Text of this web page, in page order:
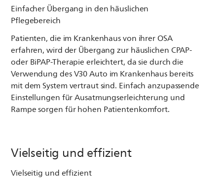
Einfacher Übergang in den häuslichen
Pflegebereich
Patienten, die im Krankenhaus von ihrer OSA
erfahren, wird der Übergang zur häuslichen CPAP-
oder BiPAP-Therapie erleichtert, da sie durch die
Verwendung des V30 Auto im Krankenhaus bereits
mit dem System vertraut sind. Einfach anzupassende
Einstellungen für Ausatmungserleichterung und
Rampe sorgen für hohen Patientenkomfort.
Vielseitig und effizient
Vielseitig und effizient